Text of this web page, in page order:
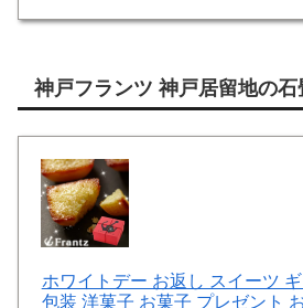
神戸フランツ 神戸居留地の石
ホワイトデー お返し スイーツ
包装 洋菓子 お菓子 プレゼント